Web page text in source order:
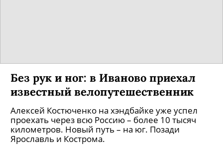
Без рук и ног: в Иваново приехал
известный велопутешественник
Алексей Костюченко на хэндбайке уже успел
проехать через всю Россию – более 10 тысяч
километров. Новый путь – на юг. Позади
Ярославль и Кострома.